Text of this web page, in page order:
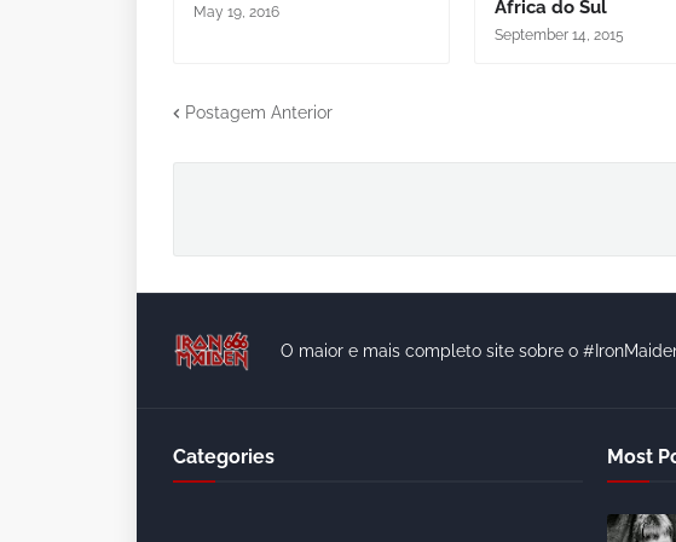
May 19, 2016 África do Sul
September 14, 2015
Postagem Anterior
O maior e mais completo site sobre o
Categories Most